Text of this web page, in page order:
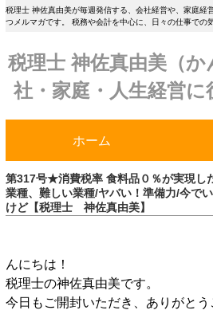
税理士 神佐真由美が毎週発信する、会社経営や、家庭経
つメルマガです。 税務や会計を中心に、日々の仕事での
税理士 神佐真由美（
社・家庭・人生経営
ホーム
第317号★消費税率 食料品０％が実現し
業種、難しい業種/ヤバい！準備力/今で
けど【税理士 神佐真由美】
んにちは！
税理士の神佐真由美です。
今日もご開封いただき、ありがとう